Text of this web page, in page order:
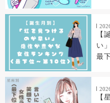
【
い
最
【